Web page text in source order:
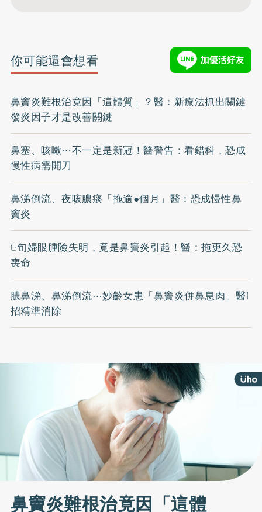
你可能還會想看
鼻竇炎難根治竟因「這體質」？醫：新療法抓出關鍵
發炎因子才是改善關鍵
鼻塞、咳嗽⋯不一定是新冠！醫警告：看錯科，恐成
慢性病需開刀
鼻涕倒流、夜咳膿痰「拖逾●個月」醫：恐成慢性鼻
竇炎
6旬婦眼腫險失明，竟是鼻竇炎引起！醫：拖更久恐
喪命
膿鼻涕、鼻涕倒流⋯妙齡女患「鼻竇炎併鼻息肉」醫1
招精準消除
鼻竇炎難根治竟因「這體